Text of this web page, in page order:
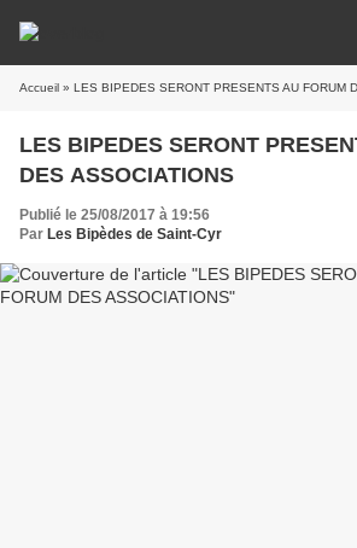
Accueil » LES BIPEDES SERONT PRESENTS AU FORUM
LES BIPEDES SERONT
DES ASSOCIATIONS
Publié le 25/08/2017 à 19:56
Par Les Bipèdes de Saint-Cyr